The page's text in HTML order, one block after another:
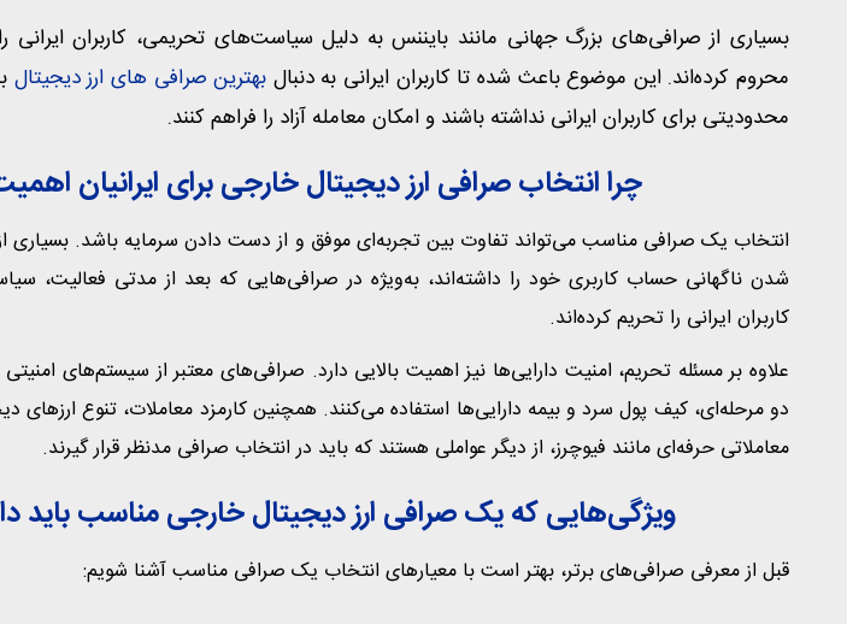
بسیاری از صرافی‌های بزرگ جهانی مانند بایننس به دلیل سیاست‌های تحریمی، کاربران ایرانی
محروم کرده‌اند. این موضوع باعث شده تا کاربران ایرانی به دنبال بهترین صرافی های ارز دیجیتال
محدودیتی برای کاربران ایرانی نداشته باشند و امکان معامله آزاد را فراهم کنند.
چرا انتخاب صرافی ارز دیجیتال خارجی برای ایرانیان
انتخاب یک صرافی مناسب می‌تواند تفاوت بین تجربه‌ای موفق و از دست دادن سرمایه باشد. بسیاری از
شدن ناگهانی حساب کاربری خود را داشته‌اند، به‌ویژه در صرافی‌هایی که بعد از مدتی فعالیت،
کاربران ایرانی را تحریم کرده‌اند.
علاوه بر مسئله تحریم، امنیت دارایی‌ها نیز اهمیت بالایی دارد. صرافی‌های معتبر از سیستم‌های
دو مرحله‌ای، کیف پول سرد و بیمه دارایی‌ها استفاده می‌کنند. همچنین کارمزد معاملات، تنوع ارزهای
معاملاتی حرفه‌ای مانند فیوچرز، از دیگر عواملی هستند که باید در انتخاب صرافی مدنظر قرار گیرند.
ویژگی‌هایی که یک صرافی ارز دیجیتال خارجی مناسب باید
قبل از معرفی صرافی‌های برتر، بهتر است با معیارهای انتخاب یک صرافی مناسب آشنا شویم: